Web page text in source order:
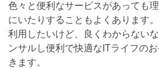
色々と便利なサービスがあっても
にいたりすることもよくあります。
利用したいけど、良くわからない
ンサルし便利で快適なITライフの
きます。